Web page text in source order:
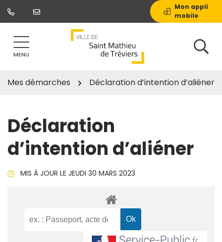
Aller
Mon appli
mobile
MENU
Mes démarches Déclaration d’intention d’aliéner
Déclaration
d’intention d’aliéner
MIS À JOUR LE JEUDI 30 MARS 2023